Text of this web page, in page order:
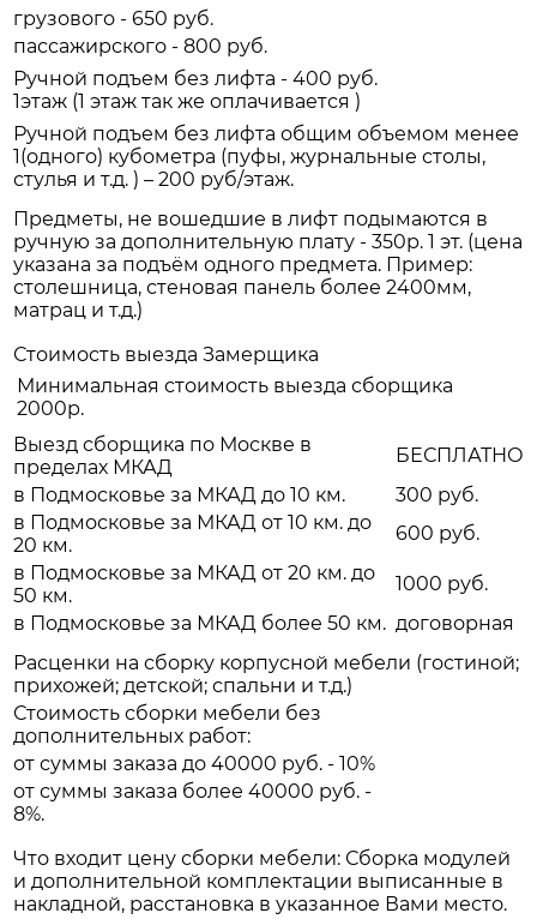
грузового - 650 руб.
пассажирского - 800 руб.
Ручной подъем без лифта - 400 руб.
1этаж (1 этаж так же оплачивается )
Ручной подъем без лифта общим объемом менее
1(одного) кубометра (пуфы, журнальные столы,
стулья и т.д. ) – 200 руб/этаж.
Предметы, не вошедшие в лифт подымаются в
ручную за дополнительную плату - 350р. 1 эт. (цена
указана за подъём одного предмета. Пример:
столешница, стеновая панель более 2400мм,
матрац и т.д.)
Стоимость выезда Замерщика
Минимальная стоимость выезда сборщика
2000р.
Выезд сборщика по Москве в
пределах МКАД
БЕСПЛАТНО
в Подмосковье за МКАД до 10 км.
300 руб.
в Подмосковье за МКАД от 10 км. до
20 км.
600 руб.
в Подмосковье за МКАД от 20 км. до
50 км.
1000 руб.
в Подмосковье за МКАД более 50 км. договорная
Расценки на сборку корпусной мебели (гостиной;
прихожей; детской; спальни и т.д.)
Стоимость сборки мебели без
дополнительных работ:
от суммы заказа до 40000 руб. - 10%
от суммы заказа более 40000 руб. -
8%.
Что входит цену сборки мебели: Сборка модулей
и дополнительной комплектации выписанные в
накладной, расстановка в указанное Вами место.